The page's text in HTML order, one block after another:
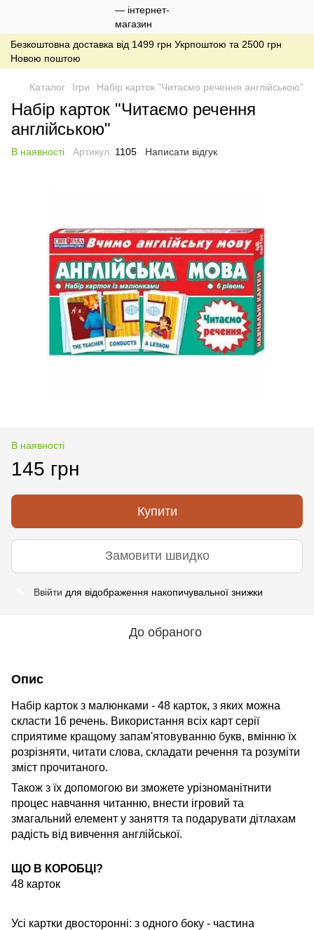
Безкоштовна доставка від 1499 грн Укрпоштою та 2500 грн
Новою поштою
Каталог Ігри Набір карток "Читаємо речення англійською"
Набір карток "Читаємо речення
англійською"
В наявності Артикул: 1105 Написати відгук
В наявності
145 грн
Купити
Замовити швидко
Ввійти для відображення накопичувальної знижки
До обраного
Опис
Набір карток з малюнками - 48 карток, з яких можна
скласти 16 речень. Використання всіх карт серії
сприятиме кращому запам'ятовуванню букв, вмінню їх
розрізняти, читати слова, складати речення та розуміти
зміст прочитаного.
Також з їх допомогою ви зможете урізноманітнити
процес навчання читанню, внести ігровий та
змагальний елемент у заняття та подарувати дітлахам
радість від вивчення англійської.
ЩО В КОРОБЦІ?
48 карток
Усі картки двосторонні: з одного боку - частина